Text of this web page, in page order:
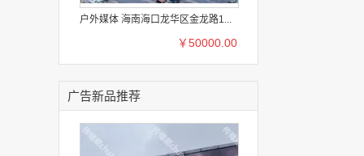
户外媒体 海南海口龙华区金龙路1...
￥50000.00
广告新品推荐